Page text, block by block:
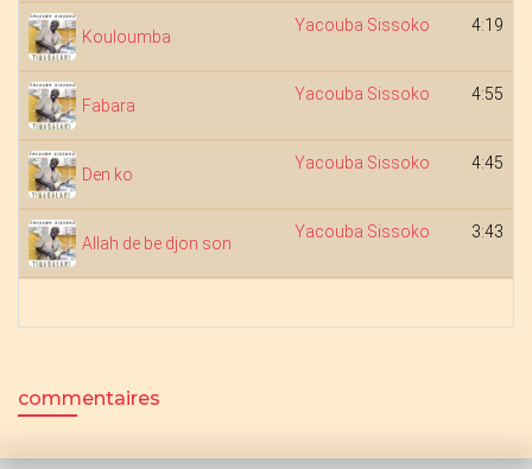
Kouloumba
Yacouba Sissoko 4:19
Fabara
Yacouba Sissoko 4:55
Den ko
Yacouba Sissoko 4:45
Allah de be djon son
Yacouba Sissoko 3:43
commentaires